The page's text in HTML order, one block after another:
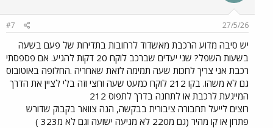
n
27/5/26
#7
יש סיבה מדוע הרכבת מאשדוד לרחובות בתדירות של פעם בשעה
בשעות השפל? שני יעדים שברכב לוקח 20 דקות להגיע. אם פספסתי
רכבת אני צריך לחכות שעה תמימה לזאת שאחריה .החלופה באוטובוס
גם לא משהו. בקו 212 לוקח כמעט שעה וחצי וזה בלי לציין את הדרך
המייגעת לרכבת או לתחנה בדרך לתפוס 212
רוצים לייעל תחבורה ציבורית בבקשה, הנה צוואר בקבוק שדורש
פתרון או קו מהיר (גם מ220 לא מגיעה ישועה וגם לא מ323 )